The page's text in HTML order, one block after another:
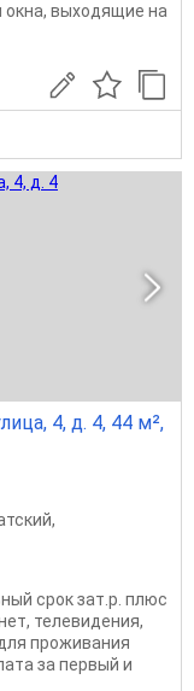
окна, выходящие на
4, д. 4, 44 м²,
,
срок зат.р. плюс
телевидения,
проживания
за первый и